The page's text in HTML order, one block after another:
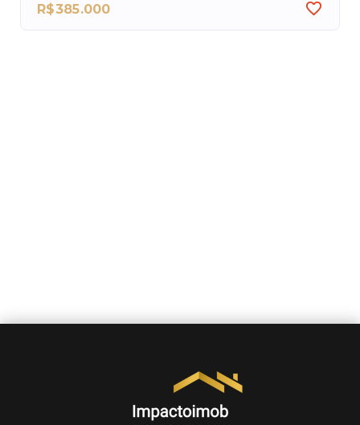
R$385.000